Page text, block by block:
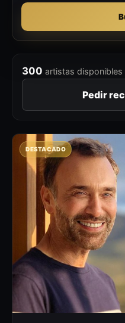
300 artistas disponibles
Pedir
DESTACADO